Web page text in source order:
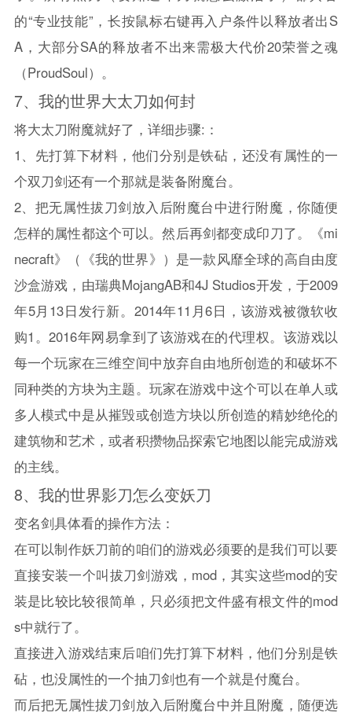
的“专业技能”，长按鼠标右键再入户条件以释放者出S
A，大部分SA的释放者不出来需极大代价20荣誉之魂
（ProudSoul）。
7、 我的世界大太刀如何封
将大太刀附魔就好了，详细步骤:：
1、先打算下材料，他们分别是铁砧，还没有属性的一
个双刀剑还有一个那就是装备附魔台。
2、把无属性拔刀剑放入后附魔台中进行附魔，你随便
怎样的属性都这个可以。然后再剑都变成印刀了。《mi
necraft》（《我的世界》）是一款风靡全球的高自由度
沙盒游戏，由瑞典MojangAB和4J Studios开发，于2009
年5月13日发行新。2014年11月6日，该游戏被微软收
购1。2016年网易拿到了该游戏在的代理权。该游戏以
每一个玩家在三维空间中放弃自由地所创造的和破坏不
同种类的方块为主题。玩家在游戏中这个可以在单人或
多人模式中是从摧毁或创造方块以所创造的精妙绝伦的
建筑物和艺术，或者积攒物品探索它地图以能完成游戏
的主线。
8、 我的世界影刀怎么变妖刀
变名剑具体看的操作方法：
在可以制作妖刀前的咱们的游戏必须要的是我们可以要
直接安装一个叫拔刀剑游戏，mod，其实这些mod的安
装是比较比较很简单，只必须把文件盛有根文件的mod
s中就行了。
直接进入游戏结束后咱们先打算下材料，他们分别是铁
砧，也没属性的一个抽刀剑也有一个就是付魔台。
而后把无属性拔刀剑放入后附魔台中并且附魔，随便选